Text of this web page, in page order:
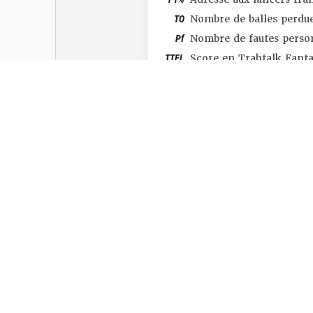
TO Nombre de balles
Pf Nombre de fautes
TTFL Score en Trahtalk